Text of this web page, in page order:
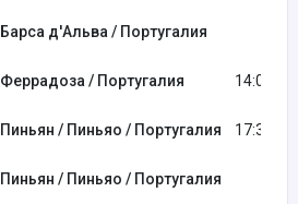
Барса д'Альва / Португалия
Феррадоза / Португалия 14:00
Пиньян / Пиньяо / Португалия 17:30
Пиньян / Пиньяо / Португалия